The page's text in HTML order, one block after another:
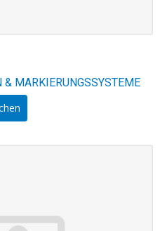
MARKIERUNGSSYSTEME